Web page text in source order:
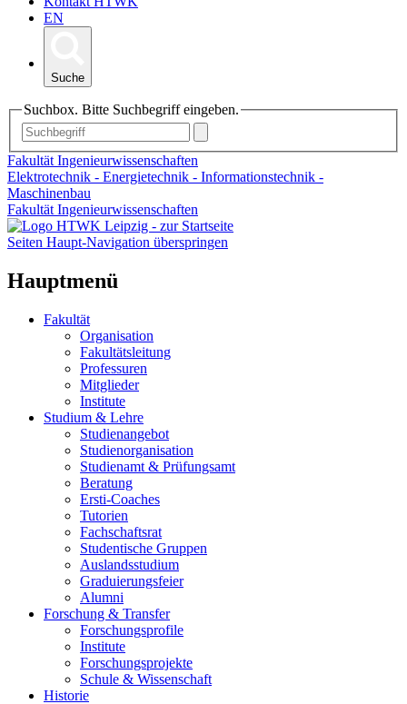
EN
Suche
Suchbox. Bitte Suchbegriff eingeben.
Fakultät Ingenieurwissenschaften
Elektrotechnik - Energietechnik - Informationstechnik -
Maschinenbau
Fakultät Ingenieurwissenschaften
Seiten Haupt-Navigation überspringen
Hauptmenü
Fakultät
Organisation
Fakultätsleitung
Professuren
Mitglieder
Institute
Studium & Lehre
Studienangebot
Studienorganisation
Studienamt & Prüfungsamt
Beratung
Ersti-Coaches
Tutorien
Fachschaftsrat
Studentische Gruppen
Auslandsstudium
Graduierungsfeier
Alumni
Forschung & Transfer
Forschungsprofile
Institute
Forschungsprojekte
Schule & Wissenschaft
Historie